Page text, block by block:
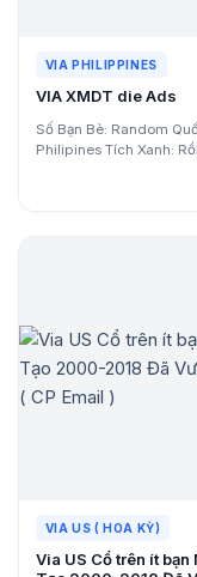
VIA PHILIPPINES
VIA XMDT die Ads
Số Bạn Bè: Random
Philipines Tích Xanh: Rồi
VIA US ( HOA KỲ)
Via US Cổ trên ít bạn